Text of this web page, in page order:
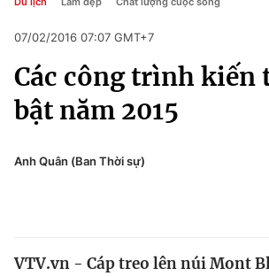
Chuyên mục
Chính trị
Pháp luật
Kinh tế
Thể thao
Truyền hình
Y tế
07/02/2016 07:07 GMT+7
Các công trình kiến
bật năm 2015
Anh Quân (Ban Thời sự)
VTV.vn - Cáp treo lên núi Mont